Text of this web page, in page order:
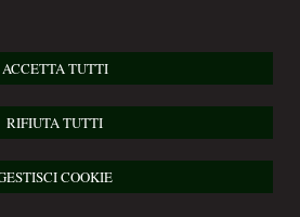
ACCETTA TUTTI
RIFIUTA TUTTI
COOKIE